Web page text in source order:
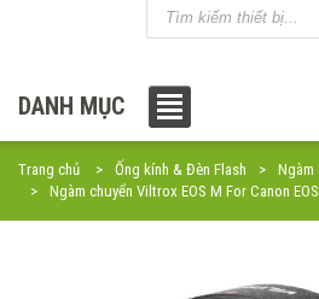
DANH MỤC
Trang chủ Ống kính & Đèn Flash
Ngàm
Ngàm chuyển Viltrox EOS M For Canon